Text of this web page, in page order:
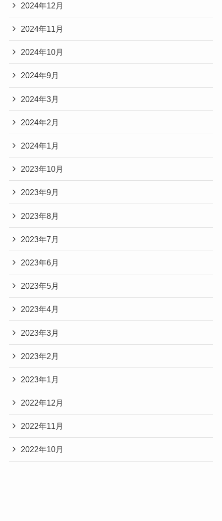
2024年12月
2024年11月
2024年10月
2024年9月
2024年3月
2024年2月
2024年1月
2023年10月
2023年9月
2023年8月
2023年7月
2023年6月
2023年5月
2023年4月
2023年3月
2023年2月
2023年1月
2022年12月
2022年11月
2022年10月